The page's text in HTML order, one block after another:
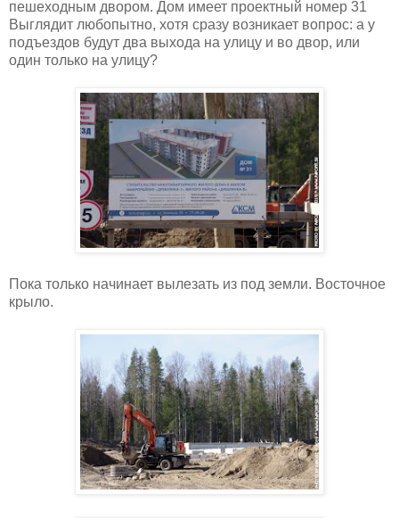
пешеходным двором. Дом имеет проектный номер 31
Выглядит любопытно, хотя сразу возникает вопрос: а у
подъездов будут два выхода на улицу и во двор, или
один только на улицу?
Пока только начинает вылезать из под земли. Восточное
крыло.